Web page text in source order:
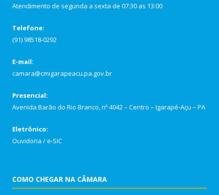
Atendimento de segunda a sexta de 07:30 as 13:00
Telefone:
(91) 98518-0292
E-mail:
camara@cmigarapeacu.pa.gov.br
Presencial:
Avenida Barão do Rio Branco, nº 4042 – Centro – Igarapé-Açu – PA
Eletrônico:
Ouvidoria /e-SIC
COMO CHEGAR NA CÂMARA